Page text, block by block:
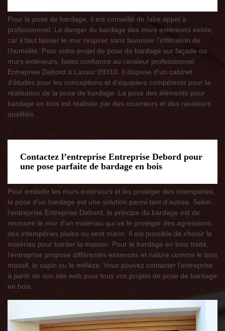
Pour la pose de bardage, il est conseillé de faire appel à
professionnel. Le danger du bardage des murs extérieurs existe,
car il faut laisser le mur respirer sans favoriser l’infiltration de
l’humidité. Pour votre projet de pose de bardage sur façade ou
murs extérieurs, faites confiance au ravaleur professionnel
Entreprise Debord à Lassur 09310. Il dispose d’un cabinet
d’études pour les conceptions et d’équipiers compétents pour la
réalisation de la pose de bardage. La pose des éléments pour
bardage en bois est réalisée par des couvreurs et des ravaleurs
qualifiés.
Contactez l’entreprise Entreprise Debord pour
une pose parfaite de bardage en bois
Pour embellir les murs extérieurs et les protéger des intempéries,
la pose d’un bardage est une solution parmi tant d’autres. Selon
l’entreprise Entreprise Debord, le principe du bardage est de
recouvrir le mur d’un matériau qui va le protéger des agressions
des intempéries pluies ou vent marin. Il est possible de choisir le
matériau pour barder la maison. Pour le bardage en bois traité,
l’entreprise propose différentes essences et nature comme le bois
massif, le sapin ou le mélèze. Vous pouvez contacter l’entreprise
à partir de son site web pour tous vos projets de pose de bardage
en bois.